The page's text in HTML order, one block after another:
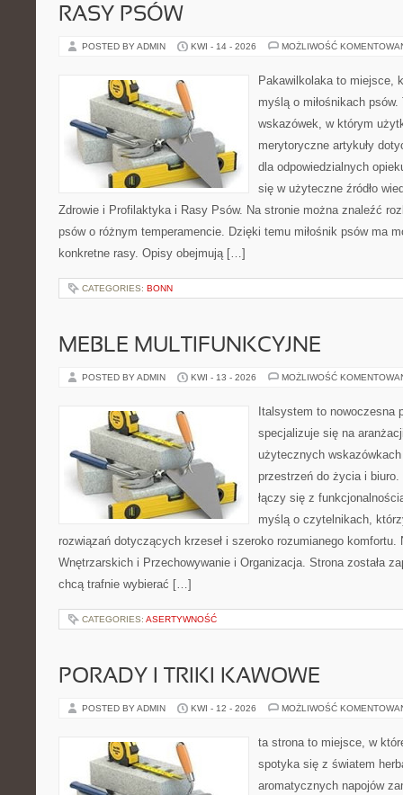
RASY PSÓW
POSTED BY ADMIN KWI - 14 - 2026 MOŻLIWOŚĆ
Pakawilkolaka to miejsce,
myślą o miłośnikach
wskazówek, w którym
merytoryczne artykuły
dla odpowiedzialnych
się w użyteczne źródło
Zdrowie i Profilaktyka i Rasy Psów. Na stronie można znaleźć
psów o różnym temperamencie. Dzięki temu miłośnik psów ma
konkretne rasy. Opisy obejmują […]
CATEGORIES: BONN
MEBLE MULTIFUNKCYJNE
POSTED BY ADMIN KWI - 13 - 2026 MOŻLIWOŚĆ
Italsystem to nowoczesna
specjalizuje się na
użytecznych
przestrzeń do życia i
łączy się z
myślą o czytelnikach,
rozwiązań dotyczących krzeseł i szeroko rozumianego
Wnętrzarskich i Przechowywanie i Organizacja. Strona została
chcą trafnie wybierać […]
CATEGORIES: ASERTYWNOŚĆ
PORADY I TRIKI KAWOWE
POSTED BY ADMIN KWI - 12 - 2026 MOŻLIWOŚĆ
ta strona to miejsce, w
spotyka się z światem
aromatycznych napojów